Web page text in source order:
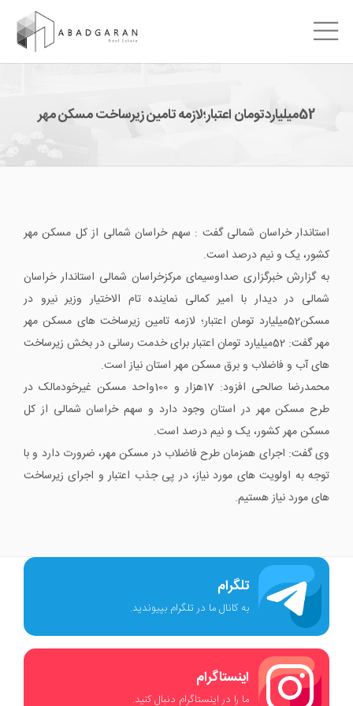
52میلیاردتومان اعتبار؛لازمه تامین زیرساخت مسکن مهر
استاندار خراسان شمالی گفت : سهم خراسان شمالی از کل مسکن مهر
کشور، یک و نیم درصد است.
به گزارش خبرگزاری صداوسیمای مرکزخراسان شمالی استاندار خراسان
شمالی در دیدار با امیر کمالی نماینده تام الاختیار وزیر نیرو در
مسکن52میلیارد تومان اعتبار؛ لازمه تامین زیرساخت های مسکن مهر
مهر گفت: 52میلیارد تومان اعتبار برای خدمت رسانی در بخش زیرساخت
های آب و فاضلاب و برق مسکن مهر استان نیاز است.
محمدرضا صالحی افزود: 17هزار و 100واحد مسکن غیرخودمالک در
طرح مسکن مهر در استان وجود دارد و سهم خراسان شمالی از کل
مسکن مهر کشور، یک و نیم درصد است.
وی گفت: اجرای همزمان طرح فاضلاب در مسکن مهر، ضرورت دارد و با
توجه به اولویت های مورد نیاز، در پی جذب اعتبار و اجرای زیرساخت
های مورد نیاز هستیم.
تلگرام
به کانال ما در تلگرام بپیوندید.
اینستاگرام
ما را در اینستاگرام دنبال کنید.